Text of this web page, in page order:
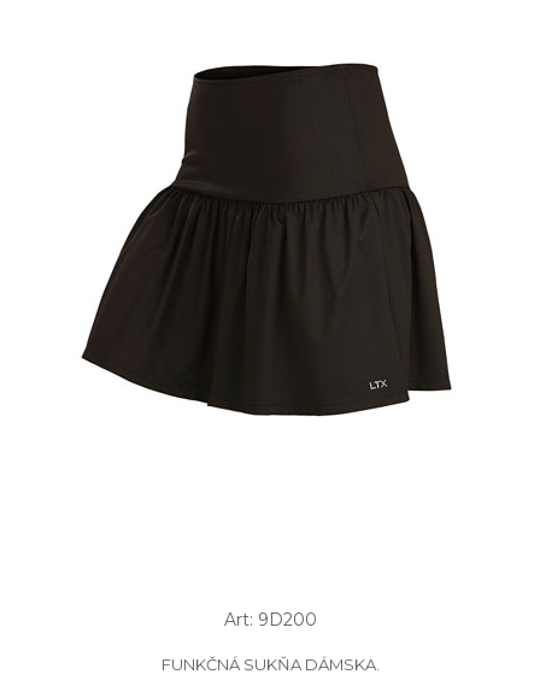
Art: 9D200
FUNKČNÁ SUKŇA DÁMSKA.